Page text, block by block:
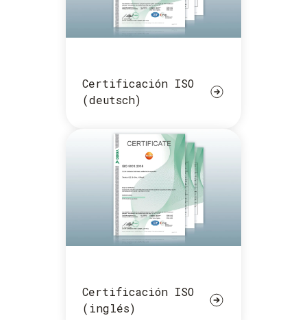
Certificación ISO
(deutsch)
Certificación ISO
(inglés)